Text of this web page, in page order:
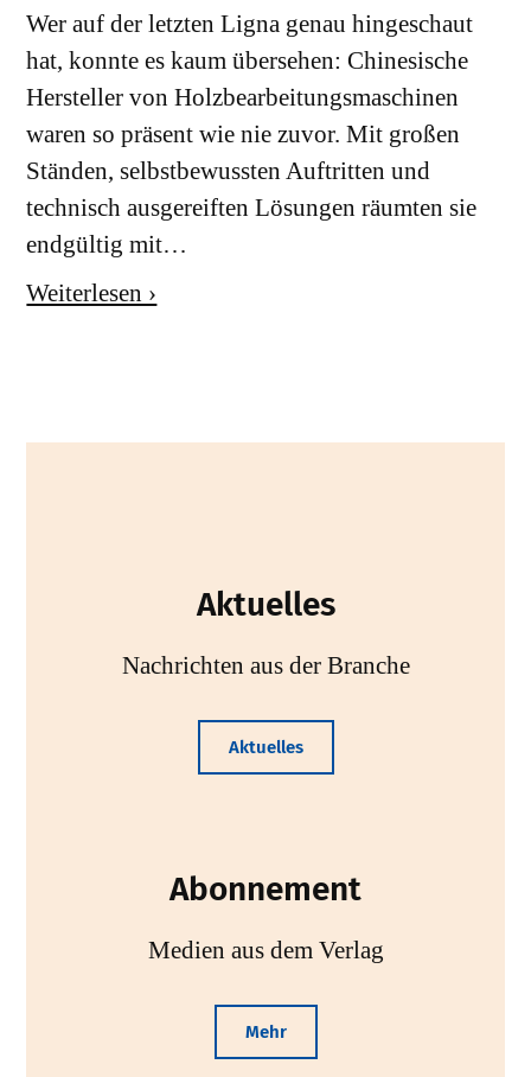
Wer auf der letzten Ligna genau hingeschaut
hat, konnte es kaum übersehen: Chinesische
Hersteller von Holzbearbeitungsmaschinen
waren so präsent wie nie zuvor. Mit großen
Ständen, selbstbewussten Auftritten und
technisch ausgereiften Lösungen räumten sie
endgültig mit…
Weiterlesen ›
Aktuelles
Nachrichten aus der Branche
Aktuelles
Abonnement
Medien aus dem Verlag
Mehr